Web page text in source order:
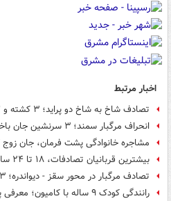
اخبار مرتبط
تصادف شاخ به شاخ دو پراید؛ ۳ کشته و ۲ مصدوم+ عکس
انحراف مرگبار سمند؛ ۳ سرنشین جان باختند
مشاجره خانوادگی پشت فرمان، جان زوج
بیشترین قربانیان تصادفات، ۱۸ تا ۲۴ ساله‌اند
تصادف مرگبار در محور سقز - دیواندره؛ ۳ نفر جان باختند
رانندگی کودک ۹ ساله با کامیون؛ معرفی پدر به مرجع قضایی